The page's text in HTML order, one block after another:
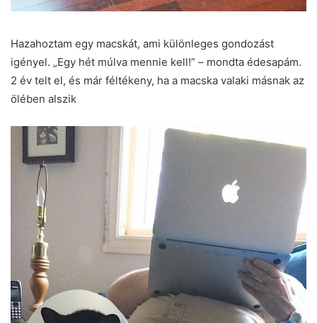
Hazahoztam egy macskát, ami különleges gondozást
igényel. „Egy hét múlva mennie kell!” – mondta édesapám.
2 év telt el, és már féltékeny, ha a macska valaki másnak az
ölében alszik